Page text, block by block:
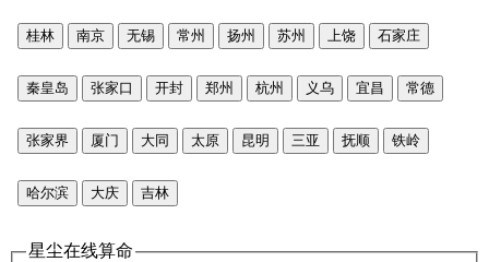
桂林 南京 无锡 常州 扬州 苏州 上饶 石家庄
秦皇岛 张家口 开封 郑州 杭州 义乌 宜昌 常德
张家界 厦门 大同 太原 昆明 三亚 抚顺 铁岭
哈尔滨 大庆 吉林
星尘在线算命